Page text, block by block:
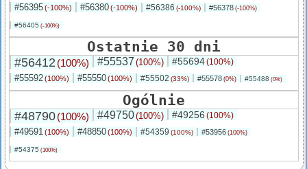
#56395(-100%) #56380(-100%) #56386 (-100%) #56378 (-100%)
#56405 (-100%)
Ostatnie 30 dni
#56412 (100%) #55537 (100%) #55694(100%)
#55592(100%) #55550(100%) #55502 (33%) #55578 (0%) #55488 (0%)
Ogólnie
#48790(100%) #49750(100%) #49256 (100%)
#49591(100%) #48850(100%) #54359 (100%) #53956 (100%)
#54375 (100%)